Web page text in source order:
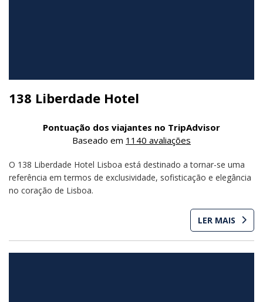
138 Liberdade Hotel
Pontuação dos viajantes no TripAdvisor
Baseado em 1140 avaliações
O 138 Liberdade Hotel Lisboa está destinado a tornar-se uma
referência em termos de exclusividade, sofisticação e elegância
no coração de Lisboa.
LER MAIS